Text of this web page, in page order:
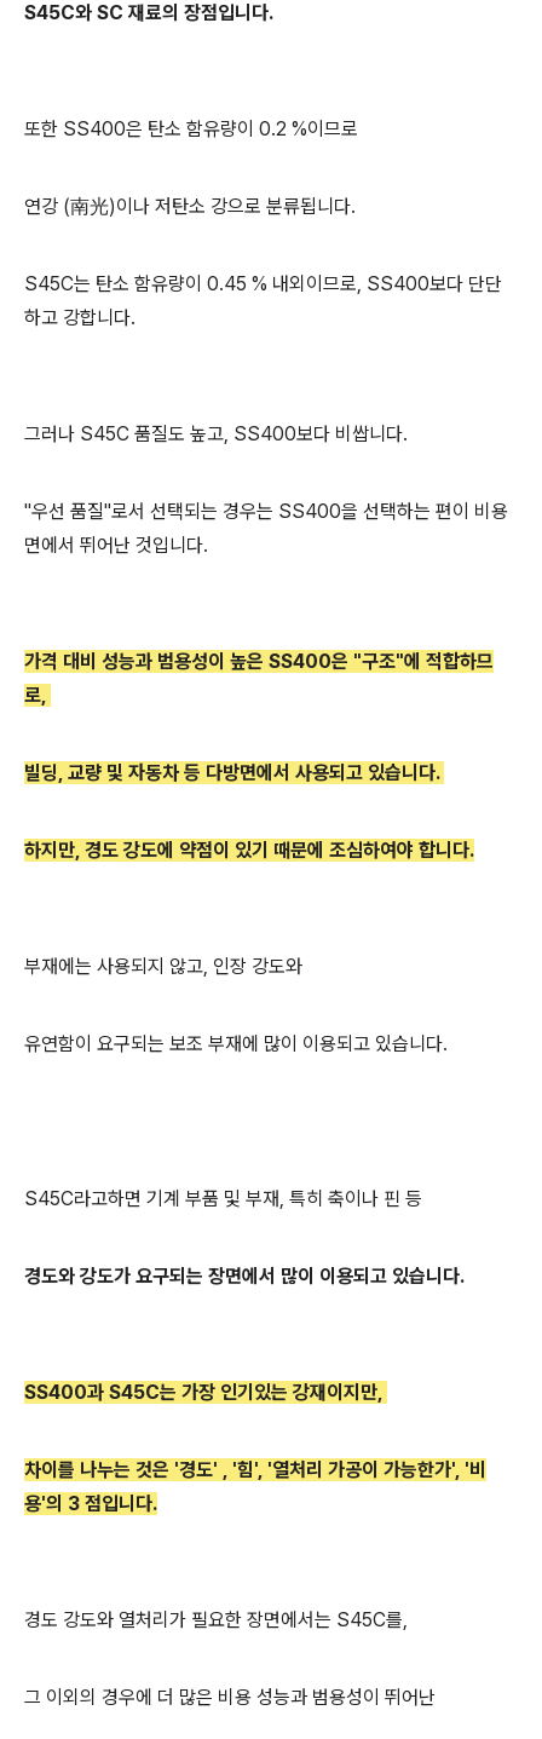
S45C와 SC 재료의 장점입니다.
또한 SS400은 탄소 함유량이 0.2 %이므로
연강 (南光)이나 저탄소 강으로 분류됩니다.
S45C는 탄소 함유량이 0.45 % 내외이므로, SS400보다 단단
하고 강합니다.
그러나 S45C 품질도 높고, SS400보다 비쌉니다.
"우선 품질"로서 선택되는 경우는 SS400을 선택하는 편이 비용
면에서 뛰어난 것입니다.
가격 대비 성능과 범용성이 높은 SS400은 "구조"에 적합하므
로,
빌딩, 교량 및 자동차 등 다방면에서 사용되고 있습니다.
하지만, 경도 강도에 약점이 있기 때문에 조심하여야 합니다.
부재에는 사용되지 않고, 인장 강도와
유연함이 요구되는 보조 부재에 많이 이용되고 있습니다.
S45C라고하면 기계 부품 및 부재, 특히 축이나 핀 등
경도와 강도가 요구되는 장면에서 많이 이용되고 있습니다.
SS400과 S45C는 가장 인기있는 강재이지만,
차이를 나누는 것은 '경도' , '힘', '열처리 가공이 가능한가', '비
용'의 3 점입니다.
경도 강도와 열처리가 필요한 장면에서는 S45C를,
그 이외의 경우에 더 많은 비용 성능과 범용성이 뛰어난